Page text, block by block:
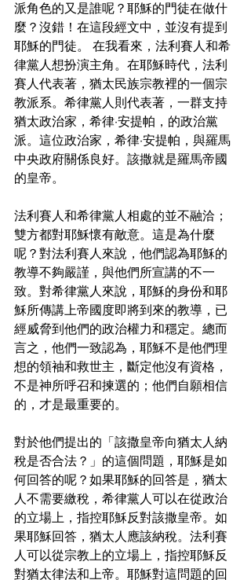
派角色的又是誰呢？耶穌的門徒在做什
麼？沒錯！在這段經文中，並沒有提到
耶穌的門徒。 在我看來，法利賽人和希
律黨人想扮演主角。在耶穌時代，法利
賽人代表著，猶太民族宗教裡的一個宗
教派系。希律黨人則代表著，一群支持
猶太政治家，希律·安提帕，的政治黨
派。這位政治家，希律·安提帕，與羅馬
中央政府關係良好。該撒就是羅馬帝國
的皇帝。
法利賽人和希律黨人相處的並不融洽；
雙方都對耶穌懷有敵意。這是為什麼
呢？對法利賽人來說，他們認為耶穌的
教導不夠嚴謹，與他們所宣講的不一
致。對希律黨人來說，耶穌的身份和耶
穌所傳講上帝國度即將到來的教導，已
經威脅到他們的政治權力和穩定。總而
言之，他們一致認為，耶穌不是他們理
想的領袖和救世主，斷定他沒有資格，
不是神所呼召和揀選的；他們自願相信
的，才是最重要的。
對於他們提出的「該撒皇帝向猶太人納
稅是否合法？」的這個問題，耶穌是如
何回答的呢？如果耶穌的回答是，猶太
人不需要繳稅，希律黨人可以在從政治
的立場上，指控耶穌反對該撒皇帝。如
果耶穌回答，猶太人應該納稅。法利賽
人可以從宗教上的立場上，指控耶穌反
對猶太律法和上帝。耶穌對這問題的回